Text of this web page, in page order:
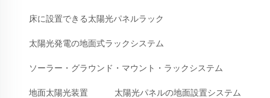
床に設置できる太陽光パネルラック
太陽光発電の地面式ラックシステム
ソーラー・グラウンド・マウント・ラックシステム
地面太陽光装置 太陽光パネルの地面設置システム